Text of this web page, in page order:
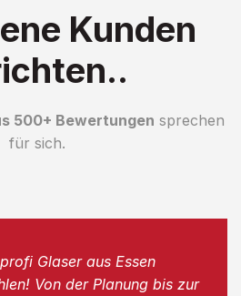
Kunden
500+ Bewertungen sprechen
für sich.
Glaser aus Essen
Von der Planung bis zur